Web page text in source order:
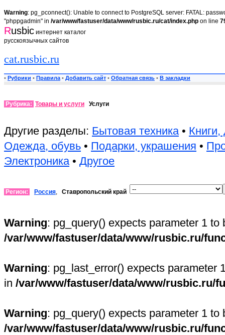
Warning: pg_pconnect(): Unable to connect to PostgreSQL server: FATAL:
"phppgadmin" in /var/www/fastuser/data/www/rusbic.ru/cat/index.php on line
Rusbic интернет каталог
русскоязычных сайтов
cat.rusbic.ru
• Рубрики • Правила • Добавить сайт • Обратная связь • В закладки
Рубрика: Товары и услуги Услуги
Другие разделы: Бытовая техника• Книги,
Одежда, обувь • Подарки, украшения •
Электроника• Другое
Регион: Россия, Ставропольский край
Warning: pg_query() expects parameter 1
/var/www/fastuser/data/www/rusbic.ru/
Warning: pg_last_error() expects parameter
in /var/www/fastuser/data/www/rusbic.ru/
Warning: pg_query() expects parameter 1
/var/www/fastuser/data/www/rusbic.ru/